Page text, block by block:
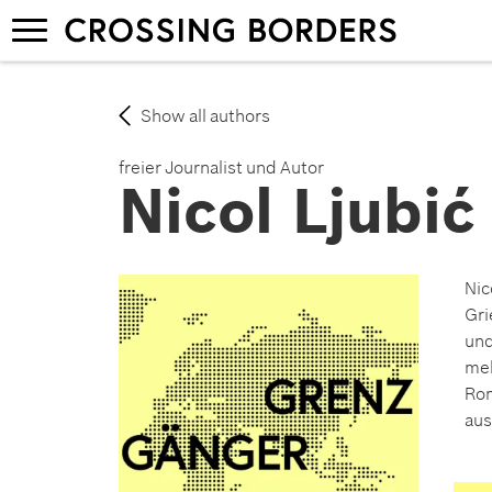
Skip
to
main
Toggle
navigation
Show all authors
freier Journalist und Autor
Nicol Ljubić